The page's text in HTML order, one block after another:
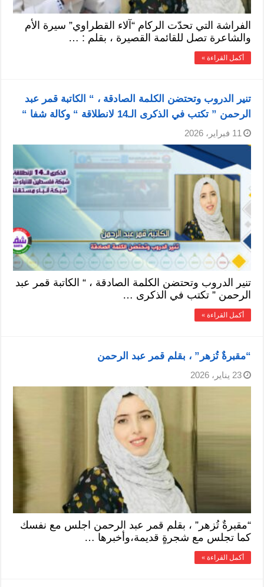
الفراشة التي تحدّت الركام “آلاء القطراوي” سيرة الأم
والشاعرة تصل للقائمة القصيرة ، بقلم : …
أكمل القراءة »
تنير الدروب وتحتضن الكلمة الصادقة ، “ الكاتبة قمر عبد
الرحمن ” تكتب في الذكرى الـ14 لانطلاقة “ وكالة شفا “
11 فبراير، 2026
تنير الدروب وتحتضن الكلمة الصادقة ، “ الكاتبة قمر عبد
الرحمن ” تكتب في الذكرى …
أكمل القراءة »
“مقبرةٌ تُزهر” ، بقلم قمر عبد الرحمن
23 يناير، 2026
“مقبرةٌ تُزهر” ، بقلم قمر عبد الرحمن اجلس مع نفسك
كما تجلس مع شجرةٍ قديمة،وأخبرها …
أكمل القراءة »